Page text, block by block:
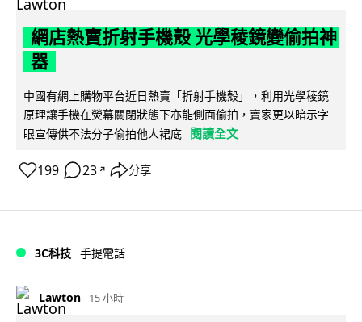
網店熱賣折射手機殼 光學稜鏡變偷拍神
器
中國有網上購物平台近日熱賣「折射手機殼」，利用光學稜鏡
原理讓手機在熒幕關閉狀態下亦能側面偷拍，賣家更以暗示字
眼宣傳供不法分子偷拍他人裙底
閱讀全文
199 23 ↗ 分享
3C科技 手提電話
Lawton 15 小時